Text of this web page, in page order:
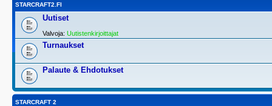
STARCRAFT2.FI
Uutiset
Valvoja: Uutistenkirjoittajat
Turnaukset
Palaute & Ehdotukset
STARCRAFT 2